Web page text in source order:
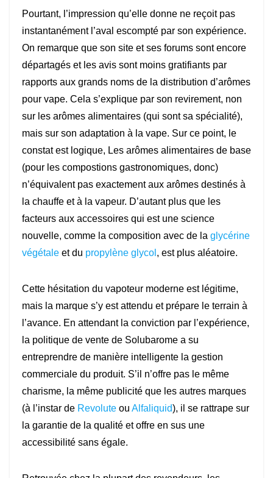
Pourtant, l’impression qu’elle donne ne reçoit pas
instantanément l’aval escompté par son expérience.
On remarque que son site et ses forums sont encore
départagés et les avis sont moins gratifiants par
rapports aux grands noms de la distribution d’arômes
pour vape. Cela s’explique par son revirement, non
sur les arômes alimentaires (qui sont sa spécialité),
mais sur son adaptation à la vape. Sur ce point, le
constat est logique, Les arômes alimentaires de base
(pour les compostions gastronomiques, donc)
n’équivalent pas exactement aux arômes destinés à
la chauffe et à la vapeur. D’autant plus que les
facteurs aux accessoires qui est une science
nouvelle, comme la composition avec de la glycérine
végétale et du propylène glycol , est plus aléatoire.
Cette hésitation du vapoteur moderne est légitime,
mais la marque s’y est attendu et prépare le terrain à
l’avance. En attendant la conviction par l’expérience,
la politique de vente de Solubarome a su
entreprendre de manière intelligente la gestion
commerciale du produit. S’il n’offre pas le même
charisme, la même publicité que les autres marques
(à l’instar de Revolute ou Alfaliquid), il se rattrape sur
la garantie de la qualité et offre en sus une
accessibilité sans égale.